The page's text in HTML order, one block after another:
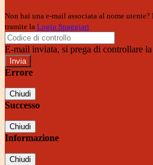
Non hai una e-mail associata al nome
tramite la Login Spaggiari
E-mail inviata, si prega di controllare
Errore
Chiudi
Successo
Chiudi
Informazione
Chiudi